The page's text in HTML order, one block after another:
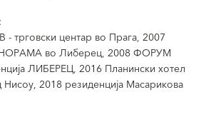
центар во Прага, 2007
во Либерец, 2008 ФОРУМ
ЛИБЕРЕЦ, 2016 Планински хотел
2018 резиденција Масарикова